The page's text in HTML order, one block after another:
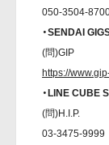
050-3504-
・SENDAI
(問)GIP
https://
・LINE CUBE
(問)H.I.P.
03-3475-9999